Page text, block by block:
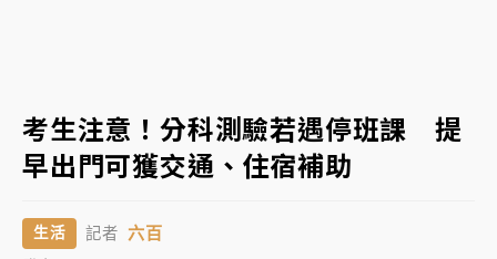
連根拔起
中颱白海豚風雨來了！中部以北防豪雨 今晚、明天影
白海豚逼近！北市水門只出不進 未移置車輛最高罰
考生注意！分科測驗若遇停班課 提
早出門可獲交通、住宿補助
生活 記者 六百